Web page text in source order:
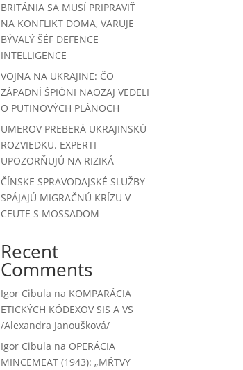
BRITÁNIA SA MUSÍ PRIPRAVIŤ
NA KONFLIKT DOMA, VARUJE
BÝVALÝ ŠÉF DEFENCE
INTELLIGENCE
VOJNA NA UKRAJINE: ČO
ZÁPADNÍ ŠPIÓNI NAOZAJ VEDELI
O PUTINOVÝCH PLÁNOCH
UMEROV PREBERÁ UKRAJINSKÚ
ROZVIEDKU. EXPERTI
UPOZORŇUJÚ NA RIZIKÁ
ČÍNSKE SPRAVODAJSKÉ SLUŽBY
SPÁJAJÚ MIGRAČNÚ KRÍZU V
CEUTE S MOSSADOM
Recent
Comments
Igor Cibula na KOMPARÁCIA
ETICKÝCH KÓDEXOV SIS A VS
/Alexandra Janoušková/
Igor Cibula na OPERÁCIA
MINCEMEAT (1943): „MŔTVY